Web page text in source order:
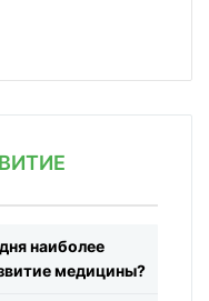
наиболее
медицины?